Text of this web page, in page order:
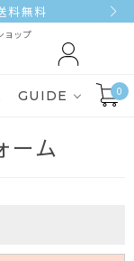
料無料
ョップ
GUIDE 0
ーム